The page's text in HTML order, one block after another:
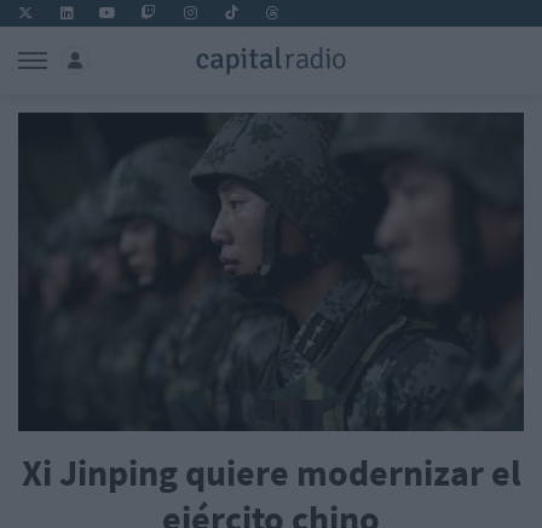
Xi Jinping quiere modernizar el
ejército chino